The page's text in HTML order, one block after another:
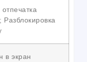
Разблокировка
в экран